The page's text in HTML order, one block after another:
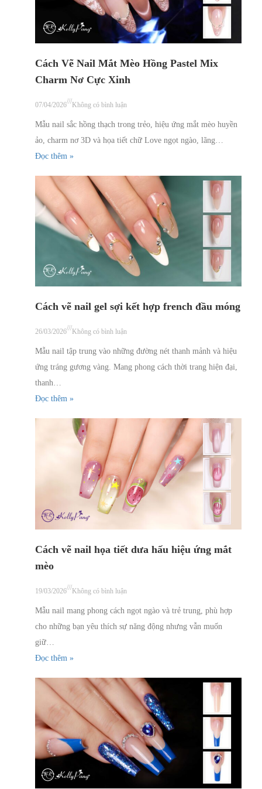
Cách Vẽ Nail Mắt Mèo Hồng Pastel Mix
Charm Nơ Cực Xinh
07/04/2026///Không có bình luận
Mẫu nail sắc hồng thạch trong trẻo, hiệu ứng mắt mèo huyền
ảo, charm nơ 3D và họa tiết chữ Love ngọt ngào, lãng…
Đọc thêm »
Cách vẽ nail gel sợi kết hợp french đầu móng
26/03/2026/// Không có bình luận
Mẫu nail tập trung vào những đường nét thanh mảnh và hiệu
ứng tráng gương vàng. Mang phong cách thời trang hiện đại,
thanh…
Đọc thêm »
Cách vẽ nail họa tiết dưa hấu hiệu ứng mắt
mèo
19/03/2026///Không có bình luận
Mẫu nail mang phong cách ngọt ngào và trẻ trung, phù hợp
cho những bạn yêu thích sự năng động nhưng vẫn muốn
giữ…
Đọc thêm »